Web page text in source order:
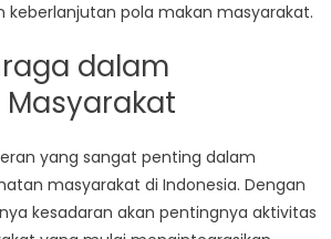
keberlanjutan pola makan masyarakat.
dalam
yang sangat penting dalam
masyarakat di Indonesia. Dengan
kesadaran akan pentingnya aktivitas